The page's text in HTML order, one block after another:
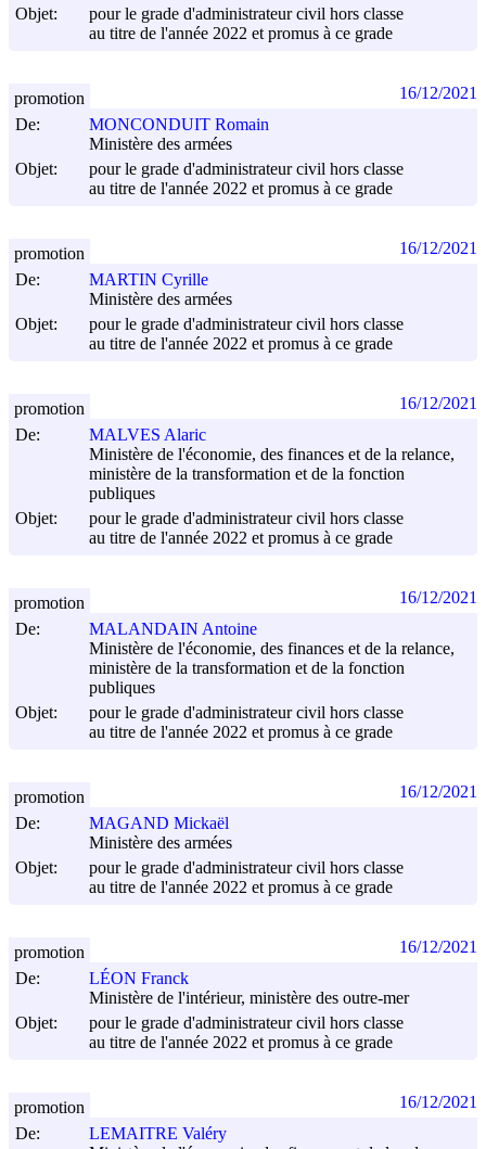
Objet:
pour le grade d'administrateur civil hors classe
au titre de l'année 2022 et promus à ce grade
De:
MONCONDUIT Romain
Ministère des armées
Objet:
pour le grade d'administrateur civil hors classe
au titre de l'année 2022 et promus à ce grade
promotion 16/12/2021
De:
MARTIN Cyrille
Ministère des armées
Objet:
pour le grade d'administrateur civil hors classe
au titre de l'année 2022 et promus à ce grade
promotion 16/12/2021
De:
MALVES Alaric
Ministère de l'économie, des finances et de la relance,
ministère de la transformation et de la fonction
publiques
Objet:
pour le grade d'administrateur civil hors classe
au titre de l'année 2022 et promus à ce grade
promotion 16/12/2021
De:
MALANDAIN Antoine
Ministère de l'économie, des finances et de la relance,
ministère de la transformation et de la fonction
publiques
Objet:
pour le grade d'administrateur civil hors classe
au titre de l'année 2022 et promus à ce grade
promotion 16/12/2021
De:
MAGAND Mickaël
Ministère des armées
Objet:
pour le grade d'administrateur civil hors classe
au titre de l'année 2022 et promus à ce grade
promotion 16/12/2021
De:
LÉON Franck
Ministère de l'intérieur, ministère des outre-mer
Objet:
pour le grade d'administrateur civil hors classe
au titre de l'année 2022 et promus à ce grade
promotion 16/12/2021
De:
LEMAITRE Valéry
promotion 16/12/2021